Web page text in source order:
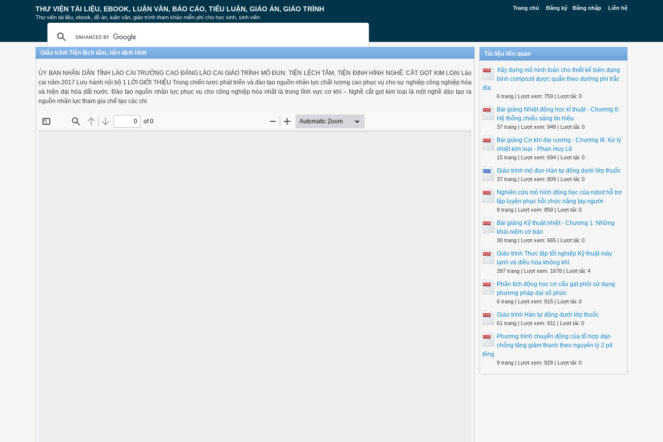
Trang chủ Đăng ký Đăng nhập Liên hệ
THƯ VIỆN TÀI LIỆU, EBOOK, LUẬN VĂN, BÁO CÁO, TIỂU LUẬN, GIÁO ÁN, GIÁO TRÌNH
Thư viện tài liệu, ebook, đồ án, luận văn, giáo trình tham khảo miễn phí cho học sinh, sinh viên
Giáo trình Tiện lệch tâm, tiện định hình
ỦY BAN NHÂN DÂN TỈNH LÀO CAI TRƯỜNG CAO ĐẲNG LÀO CAI GIÁO TRÌNH MÔ ĐUN: TIỆN LỆCH TÂM, TIỆN ĐỊNH HÌNH NGHỀ: CẮT GỌT KIM LOẠI Lào
cai năm 2017 Lưu hành nội bộ 1 LỜI GIỚI THIỆU Trong chiến lược phát triển và đào tạo nguồn nhân lực chất lượng cao phục vụ cho sự nghiệp công nghiệp hóa
và hiện đại hóa đất nước. Đào tạo nguồn nhân lực phục vụ cho công nghiệp hóa nhất là trong lĩnh vực cơ khí – Nghề cắt gọt kim loại là một nghề đào tạo ra
nguồn nhân lực tham gia chế tạo các chi
Tài liệu liên quan
Xây dựng mô hình toán cho thiết kế biên dạng
bình compozit được quấn theo đường phi trắc
địa
6 trang | Lượt xem: 759 | Lượt tải: 0
Bài giảng Nhiệt động học kĩ thuật - Chương 8:
Hệ thống chiếu sáng tín hiệu
37 trang | Lượt xem: 948 | Lượt tải: 0
Bài giảng Cơ khí đại cương - Chương III: Xử lý
nhiệt kim loại - Phan Huy Lê
15 trang | Lượt xem: 694 | Lượt tải: 0
Giáo trình mô đun Hàn tự động dưới lớp thuốc
37 trang | Lượt xem: 809 | Lượt tải: 0
Nghiên cứu mô hình động học của robot hỗ trợ
tập luyện phục hồi chức năng tay người
9 trang | Lượt xem: 859 | Lượt tải: 0
Bài giảng Kỹ thuật nhiệt - Chương 1: Những
khái niệm cơ bản
30 trang | Lượt xem: 665 | Lượt tải: 0
Giáo trình Thực tập tốt nghiệp Kỹ thuật máy
lạnh và điều hòa không khí
397 trang | Lượt xem: 1678 | Lượt tải: 4
Phân tích động học cơ cấu gạt phôi sử dụng
phương pháp đại số phức
6 trang | Lượt xem: 915 | Lượt tải: 0
Giáo trình Hàn tự động dưới lớp thuốc
61 trang | Lượt xem: 911 | Lượt tải: 0
Phương trình chuyển động của tổ hợp đạn
chống tăng giảm thanh theo nguyên lý 2 pít
tông
9 trang | Lượt xem: 929 | Lượt tải: 0